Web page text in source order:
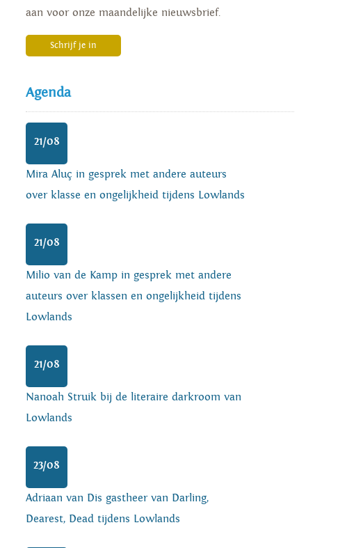
aan voor onze maandelijke nieuwsbrief.
Schrijf je in
Agenda
21/08
Mira Aluç in gesprek met andere auteurs
over klasse en ongelijkheid tijdens Lowlands
21/08
Milio van de Kamp in gesprek met andere
auteurs over klassen en ongelijkheid tijdens
Lowlands
21/08
Nanoah Struik bij de literaire darkroom van
Lowlands
23/08
Adriaan van Dis gastheer van Darling,
Dearest, Dead tijdens Lowlands